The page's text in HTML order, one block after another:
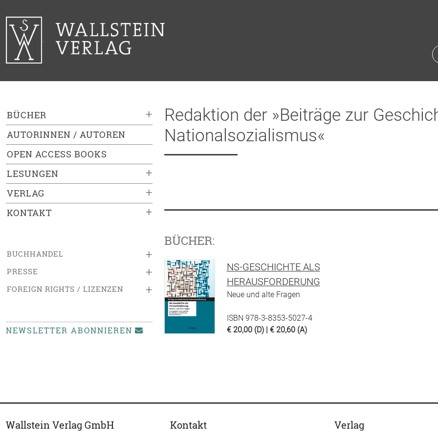
+
BÜCHER
AUTORINNEN / AUTOREN
OPEN ACCESS BOOKS
+
LESUNGEN
+
VERLAG
+
KONTAKT
+
BUCHHANDEL
+
PRESSE
+
FOREIGN RIGHTS / LIZENZEN
NEWSLETTER ABONNIEREN
Redaktion der »Beiträge zur
Nationalsozialismus«
BÜCHER:
NS-GESCHICHTE ALS
HERAUSFORDERUNG
Neue und alte Fragen
ISBN 978-3-8353-5027-4
€ 20,00 (D) | € 20,60 (A)
Wallstein Verlag GmbH Kontakt Verlag